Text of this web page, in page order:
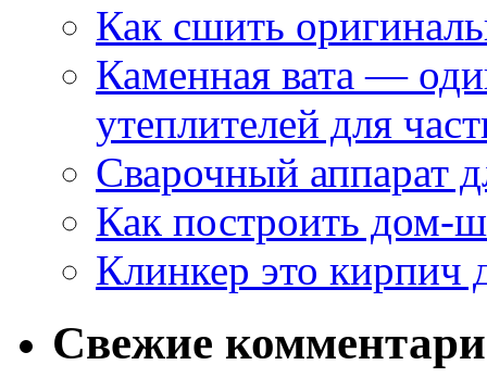
Как сшить
Каменная вата —
утеплителей для
Сварочный аппарат
Как построить дом-
Клинкер это кирпич
Свежие